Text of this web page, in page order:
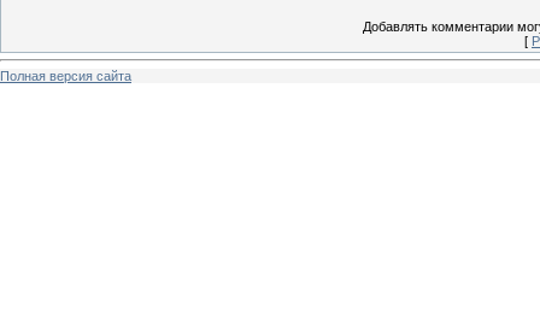
Добавлять комментарии
[
Полная версия сайта